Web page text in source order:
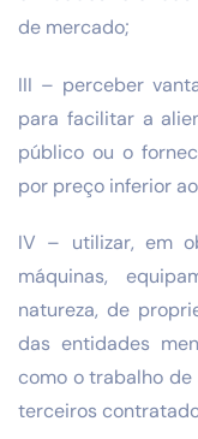
de mercado;
III – perceber
para facilitar a
público ou o
por preço inferior
IV – utilizar, em
máquinas,
natureza, de
das entidades
como o trabalho
terceiros